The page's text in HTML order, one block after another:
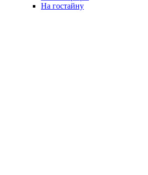
На гостайну